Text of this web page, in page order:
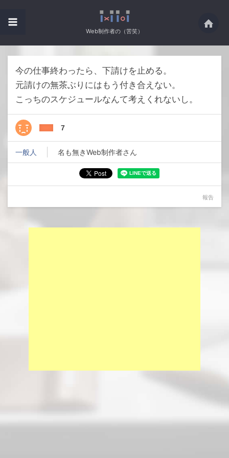
Web制作者の（苦笑）
今の仕事終わったら、下請けを止める。
元請けの無茶ぶりにはもう付き合えない。
こっちのスケジュールなんて考えくれないし。
7
一般人 名も無きWeb制作者さん
報告